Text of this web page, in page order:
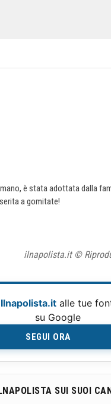
è stata adottata dalla
a gomitate!
ilnapolista.it ©
Ilnapolista.it alle tue
su Google
SEGUI ORA
SUI SUOI